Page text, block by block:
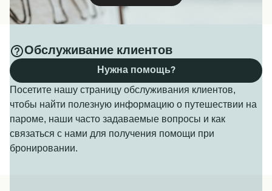
Обслуживание клиентов
Посетите нашу страницу обслуживания клиентов,
чтобы найти полезную информацию о путешествии на
пароме, наши часто задаваемые вопросы и как
связаться с нами для получения помощи при
бронировании.
Нужна помощь?